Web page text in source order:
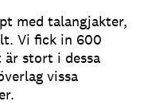
med talangjakter,
Vi fick in 600
är stort i dessa
vissa